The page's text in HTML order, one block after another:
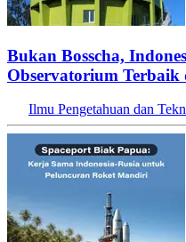
Bukan Bosscha,
Observatorium Terbaik
Ilmu Pengetahuan dan